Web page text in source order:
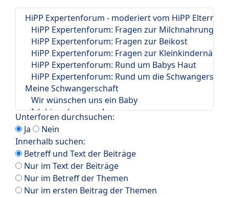
Unterforen durchsuchen:
Ja
Nein
Innerhalb suchen:
Betreff und Text der Beiträge
Nur im Text der Beiträge
Nur im Betreff der Themen
Nur im ersten Beitrag der Themen